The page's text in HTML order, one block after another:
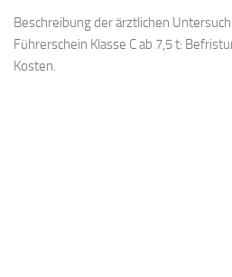
Beschreibung der ärztlichen
Führerschein Klasse C ab 7,5 t:
Kosten.